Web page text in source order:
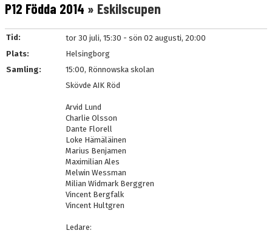
KONTAKT
P12 Födda 2014 » Eskilscupen
Tid:
tor 30 juli, 15:30 - sön 02 augusti, 20:00
Plats:
Helsingborg
Samling:
15:00, Rönnowska skolan
Skövde AIK Röd
Arvid Lund
Charlie Olsson
Dante Florell
Loke Hämäläinen
Marius Benjamen
Maximilian Ales
Melwin Wessman
Milian Widmark Berggren
Vincent Bergfalk
Vincent Hultgren
Ledare: